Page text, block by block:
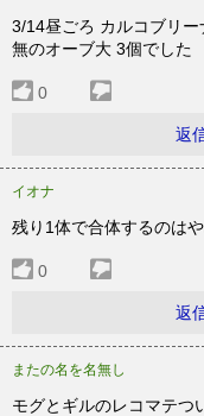
3/14昼ごろ カルコブリー
無のオーブ大 3個でした
0
返
イオナ
残り1体で合体するのは
0
返
またの名を名無し
モグとギルのレコマテつ